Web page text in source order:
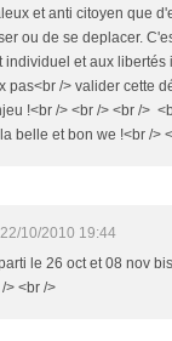
et anti citoyen que
ou de se deplacer.
individuel et aux libertés
pas<br /> valider cette
!<br /> <br /> <br />
belle et bon we !<br />
22/10/2010 19:44
le 26 oct et 08 nov
> <br />